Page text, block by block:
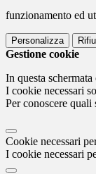
funzionamento ed
Personalizza
Gestione cookie
In questa
I cookie necessari
Per conoscere
Cookie necessari
I cookie necessari